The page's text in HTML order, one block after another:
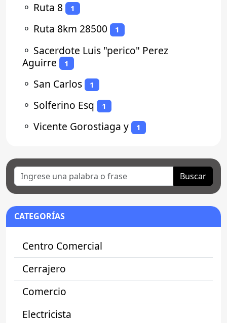
⚬ Ruta 8 1
⚬ Ruta 8km 28500 1
⚬ Sacerdote Luis "perico" Perez
Aguirre
1
⚬ San Carlos 1
⚬ Solferino Esq 1
⚬ Vicente Gorostiaga y 1
Buscar
CATEGORÍAS
Centro Comercial
Cerrajero
Comercio
Electricista